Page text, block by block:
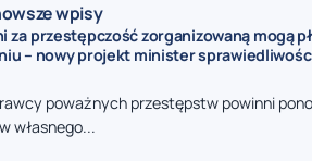
wpisy
za przestępczość zorganizowaną mogą
– nowy projekt minister
poważnych przestępstw powinni
własnego...